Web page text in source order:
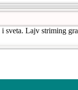
sveta. Lajv striming